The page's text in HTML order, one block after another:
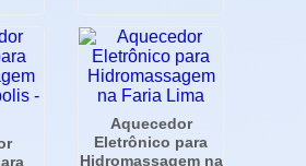
Conceição
Aquecedor
Eletrônico para
Hidromassagem na